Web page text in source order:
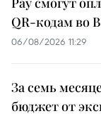
QR-кодам во
06/08/2026 11:29
За семь
бюджет от